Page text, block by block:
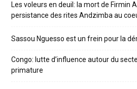
Les voleurs en deuil: la mort de Firmin
persistance des rites Andzimba au
Sassou Nguesso est un frein pour la
Congo: lutte d’influence autour du
primature